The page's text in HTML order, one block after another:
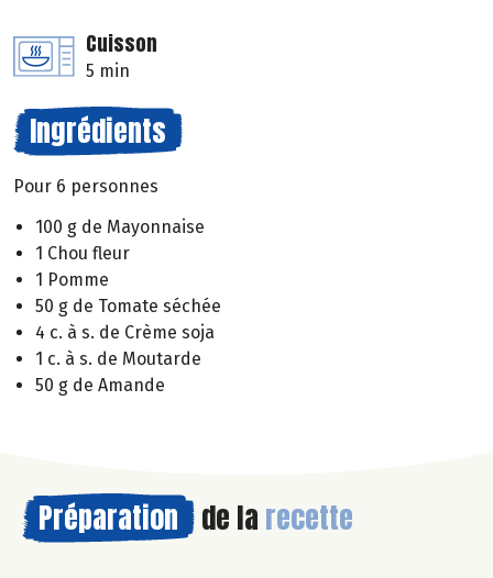
Cuisson
5 min
Ingrédients
Pour 6 personnes
100 g de Mayonnaise
1 Chou fleur
1 Pomme
50 g de Tomate séchée
4 c. à s. de Crème soja
1 c. à s. de Moutarde
50 g de Amande
Préparation de la recette